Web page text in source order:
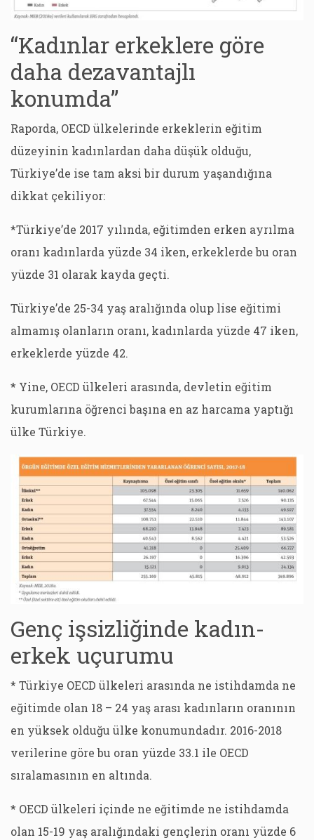
“Kadınlar erkeklere göre
daha dezavantajlı
konumda”
Raporda, OECD ülkelerinde erkeklerin eğitim
düzeyinin kadınlardan daha düşük olduğu,
Türkiye’de ise tam aksi bir durum yaşandığına
dikkat çekiliyor:
*Türkiye’de 2017 yılında, eğitimden erken ayrılma
oranı kadınlarda yüzde 34 iken, erkeklerde bu oran
yüzde 31 olarak kayda geçti.
Türkiye’de 25-34 yaş aralığında olup lise eğitimi
almamış olanların oranı, kadınlarda yüzde 47 iken,
erkeklerde yüzde 42.
* Yine, OECD ülkeleri arasında, devletin eğitim
kurumlarına öğrenci başına en az harcama yaptığı
ülke Türkiye.
Genç işsizliğinde kadın-
erkek uçurumu
* Türkiye OECD ülkeleri arasında ne istihdamda ne
eğitimde olan 18 – 24 yaş arası kadınların oranının
en yüksek olduğu ülke konumundadır. 2016-2018
verilerine göre bu oran yüzde 33.1 ile OECD
sıralamasının en altında.
* OECD ülkeleri içinde ne eğitimde ne istihdamda
olan 15-19 yaş aralığındaki gençlerin oranı yüzde 6